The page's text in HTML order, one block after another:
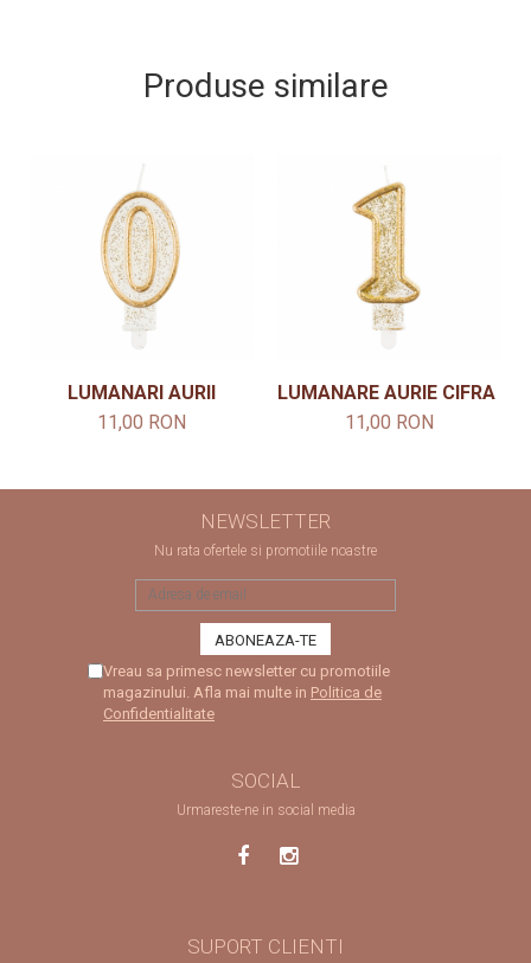
Produse similare
LUMANARI AURII
11,00 RON
LUMANARE AURIE CIFRA 1
11,00 RON
NEWSLETTER
Nu rata ofertele si promotiile noastre
Vreau sa primesc newsletter cu promotiile
magazinului. Afla mai multe in Politica de
Confidentialitate
SOCIAL
Urmareste-ne in social media
SUPORT CLIENTI